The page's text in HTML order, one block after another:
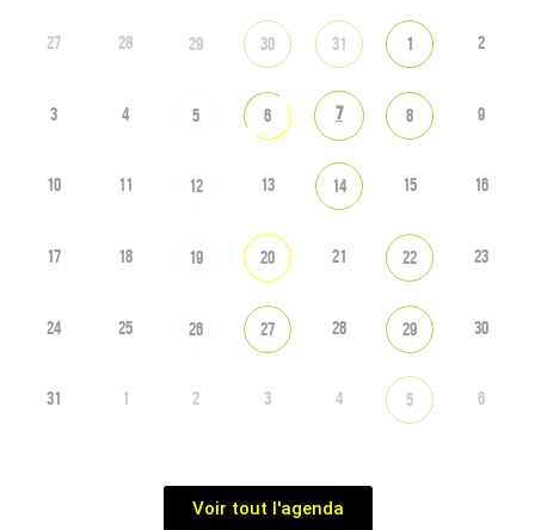
27 28 29 30 31 1 2
3 4 5 6 7 8 9
10 11 12 13 14 15 16
17 18 19 20 21 22 23
24 25 26 27 28 29 30
31 1 2 3 4 5 6
Voir tout l'agenda